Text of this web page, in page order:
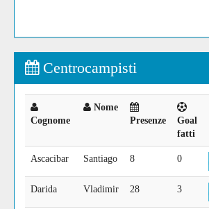
Centrocampisti
Cognome
Nome
Presenze
Goal
fatti
Ascacibar Santiago 8 0
Darida Vladimir 28 3